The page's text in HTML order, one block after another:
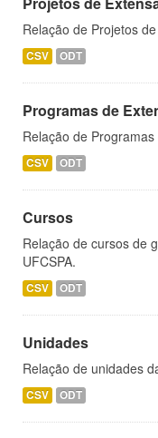
Relação de Projetos
CSV ODT
Programas de
Relação de
CSV ODT
Cursos
Relação de cursos de
UFCSPA.
CSV ODT
Unidades
Relação de unidades
CSV ODT